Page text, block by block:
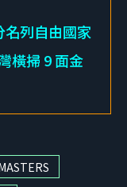
名列自由國家
橫掃 9 面金